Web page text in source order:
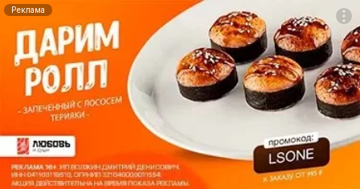
Реклама